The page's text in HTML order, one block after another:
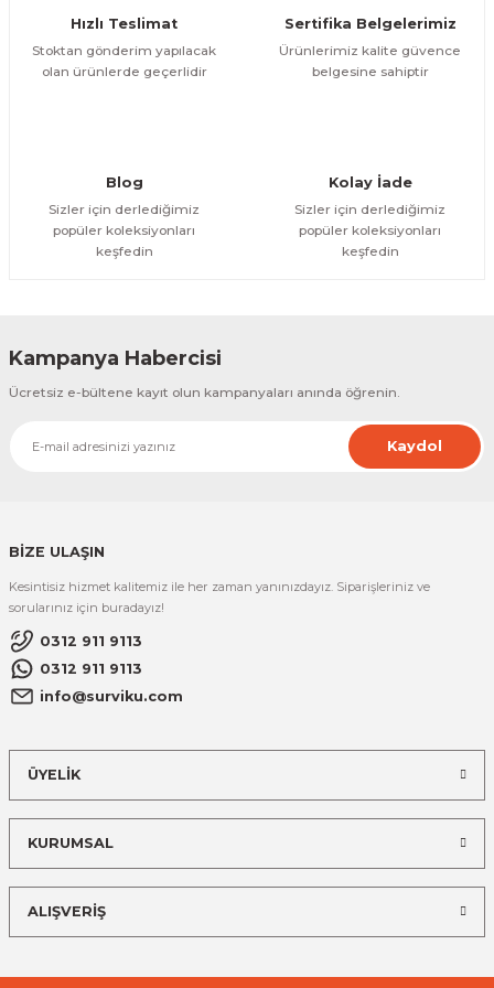
Bu ürüne benzer farklı alternatifler olmalı.
Hızlı Teslimat
Stoktan gönderim yapılacak
olan ürünlerde geçerlidir
Sertifika Belgelerimiz
Ürünlerimiz kalite güvence
belgesine sahiptir
Blog
Sizler için derlediğimiz
popüler koleksiyonları
keşfedin
Kolay İade
Sizler için derlediğimiz
popüler koleksiyonları
keşfedin
Kampanya Habercisi
Ücretsiz e-bültene kayıt olun kampanyaları anında öğrenin.
Kaydol
BİZE ULAŞIN
Kesintisiz hizmet kalitemiz ile her zaman yanınızdayız. Siparişleriniz ve
sorularınız için buradayız!
0312 911 9113
0312 911 9113
info@surviku.com
ÜYELİK
KURUMSAL
ALIŞVERİŞ